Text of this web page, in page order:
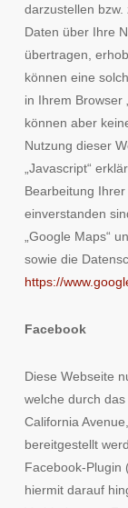
darzustellen
Daten über Ihre
übertragen,
können eine
in Ihrem Browser
können aber
Nutzung dieser
„Javascript“
Bearbeitung
einverstanden
„Google Maps“
sowie die
https://
Facebook
Diese Webseite
welche durch
California
bereitgestellt
Facebook-Plugin
hiermit darauf